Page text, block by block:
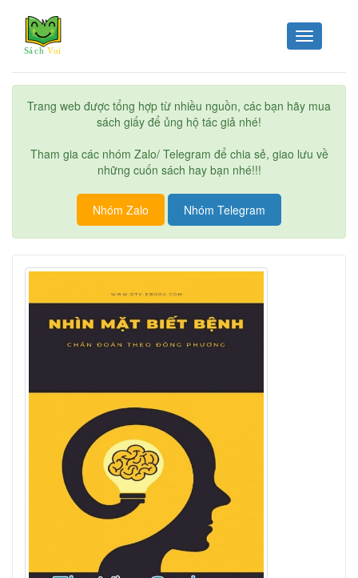
Toggle
navigation
Trang web được tổng hợp từ nhiều nguồn, các bạn hãy mua
sách giấy để ủng hộ tác giả nhé!
Tham gia các nhóm Zalo/ Telegram để chia sẻ, giao lưu về
những cuốn sách hay bạn nhé!!!
Nhóm Zalo Nhóm Telegram